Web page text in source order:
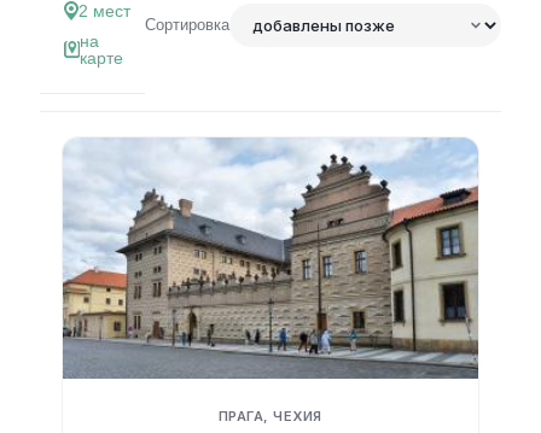
2 мест
на
карте
Сортировка
ПРАГА, ЧЕХИЯ